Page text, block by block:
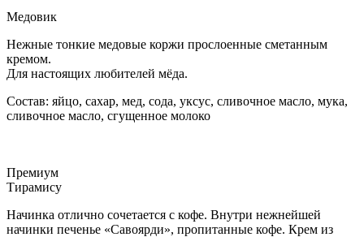
Медовик
Нежные тонкие медовые коржи прослоенные сметанным
кремом.
Для настоящих любителей мёда.
Состав: яйцо, сахар, мед, сода, уксус, сливочное масло, мука,
сливочное масло, сгущенное молоко
Премиум
Тирамису
Начинка отлично сочетается с кофе. Внутри нежнейшей
начинки печенье «Савоярди», пропитанные кофе. Крем из